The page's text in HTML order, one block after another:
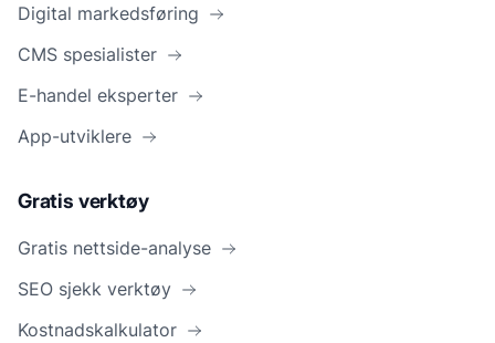
Digital markedsføring
CMS spesialister
E-handel eksperter
App-utviklere
Gratis verktøy
Gratis nettside-analyse
SEO sjekk verktøy
Kostnadskalkulator